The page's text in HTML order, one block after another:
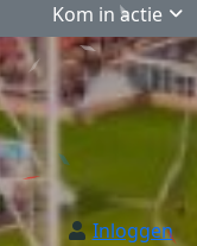
Kom in actie
Inloggen